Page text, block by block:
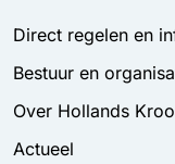
Direct regelen en
Bestuur en
Over Hollands
Actueel